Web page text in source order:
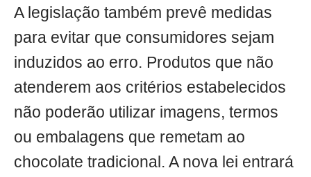
A legislação também prevê medidas
para evitar que consumidores sejam
induzidos ao erro. Produtos que não
atenderem aos critérios estabelecidos
não poderão utilizar imagens, termos
ou embalagens que remetam ao
chocolate tradicional. A nova lei entrará